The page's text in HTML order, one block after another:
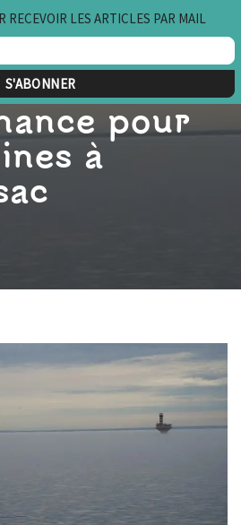
pour
à
RECEVOIR LES ARTICLES PAR MAIL